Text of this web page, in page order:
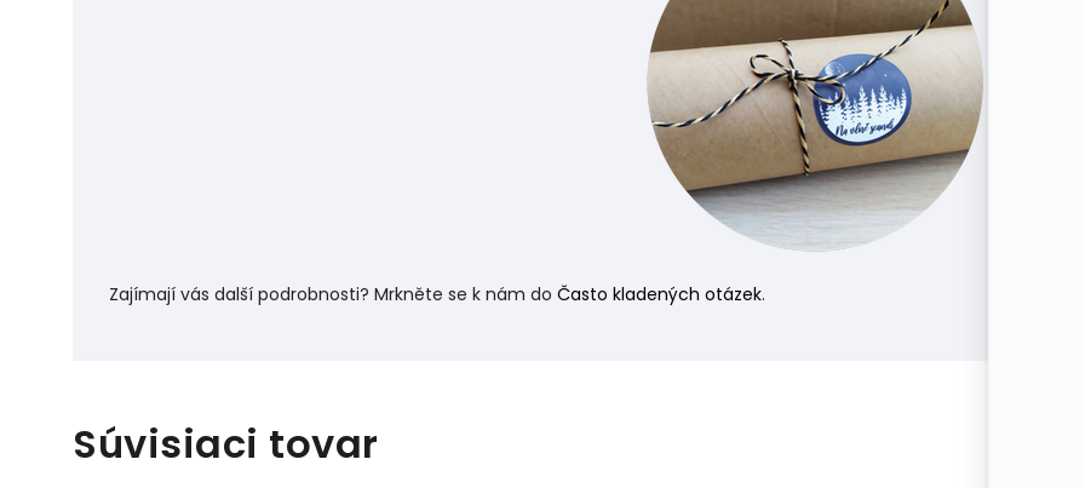
Zajímají vás další podrobnosti? Mrkněte se k nám do Často kladených otázek.
Súvisiaci tovar